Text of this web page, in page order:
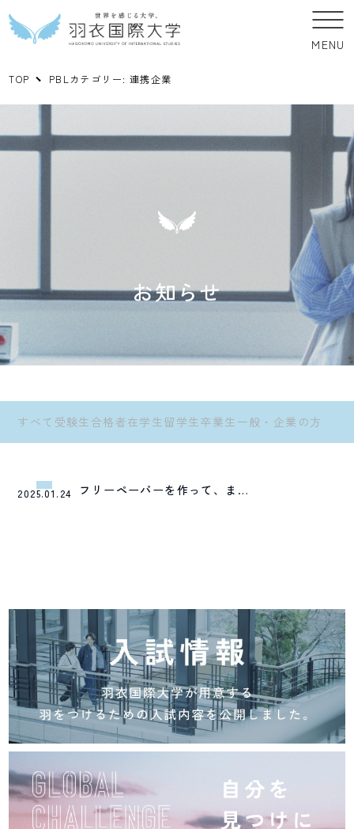
MENU
TOP PBLカテゴリー: 連携企業
お知らせ
すべて 受験生合格者在学生留学生卒業生 一般・企業の方
2025.01.24 フリーペーパーを作って、ま…